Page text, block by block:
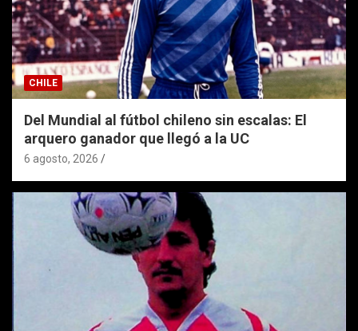
CHILE
Del Mundial al fútbol chileno sin escalas: El
arquero ganador que llegó a la UC
6 agosto, 2026